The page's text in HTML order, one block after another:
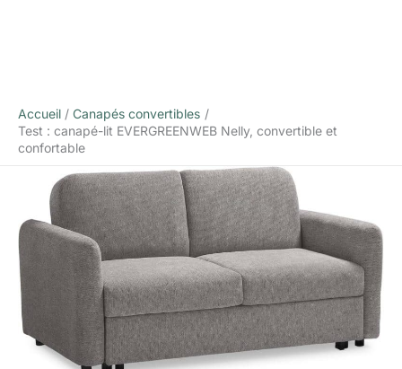
Accueil
Canapés convertibles
Test : canapé-lit EVERGREENWEB Nelly, convertible et
confortable